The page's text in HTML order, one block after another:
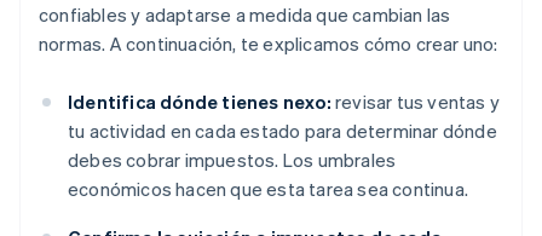
confiables y adaptarse a medida que cambian las
normas. A continuación, te explicamos cómo crear uno:
Identifica dónde tienes nexo: revisar tus ventas y
tu actividad en cada estado para determinar dónde
debes cobrar impuestos. Los umbrales
económicos hacen que esta tarea sea continua.